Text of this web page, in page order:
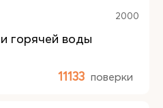
2000
горячей воды
11133 поверки